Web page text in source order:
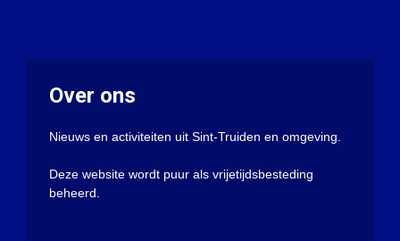
Over ons
Nieuws en activiteiten uit Sint-Truiden en omgeving.
Deze website wordt puur als vrijetijdsbesteding
beheerd.